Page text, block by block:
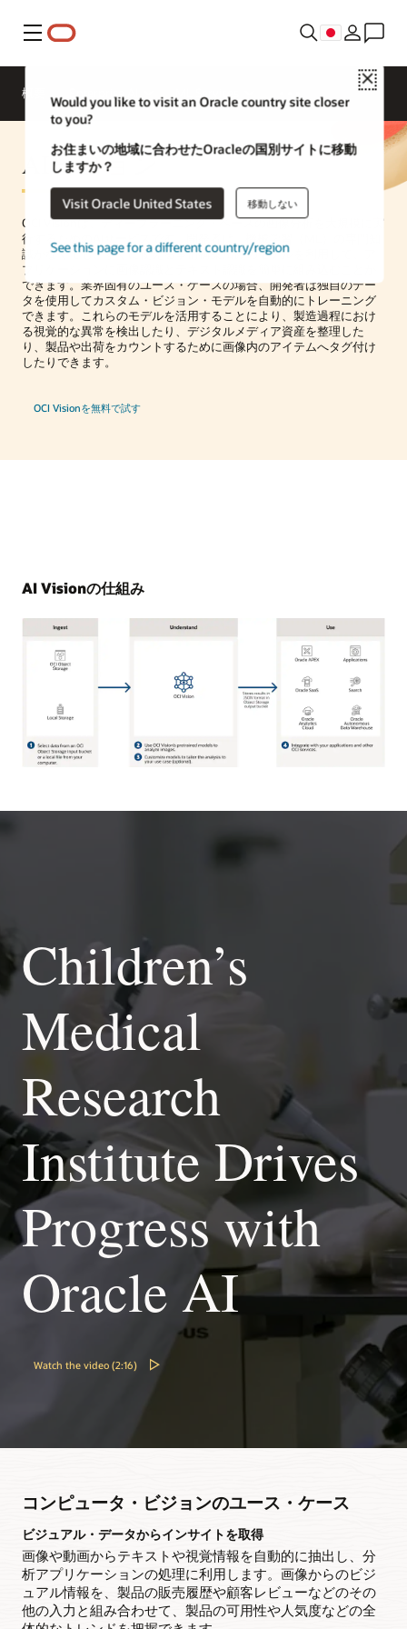
メニュー
Close
Would you like to visit an Oracle country site closer
to you?
お住まいの地域に合わせたOracleの国別サイトに移動
しますか？
Visit Oracle United States 移動しない
See this page for a different country/region
概要
AIビジョン
OCI Visionは、ディープラーニング・ベースの画像分析を大規模に実
行するためのAIサービスです。開発者は、機械学習（ML）の専門知
識がなくても、すぐに使える事前構築済みのモデルを利用して、ア
プリケーションに画像認識とテキスト認識を簡単に組み込むことが
できます。業界固有のユース・ケースの場合、開発者は独自のデー
タを使用してカスタム・ビジョン・モデルを自動的にトレーニング
できます。これらのモデルを活用することにより、製造過程におけ
る視覚的な異常を検出したり、デジタルメディア資産を整理した
り、製品や出荷をカウントするために画像内のアイテムへタグ付け
したりできます。
OCI Visionを無料で試す
AI Visionの仕組み
Storage
ま
た
コ
ン
ピ
ー
タ
の
ロ
カ
フ
ァ
イ
か
ら
タ
ま
Vision
事
前
ト
レ
ー
Children’s
Medical
Research
Institute Drives
Progress with
Oracle AI
Watch the video (2:16)
コンピュータ・ビジョンのユース・ケース
ビジュアル・データからインサイトを取得
画像や動画からテキストや視覚情報を自動的に抽出し、分
析アプリケーションの処理に利用します。画像からのビジ
ュアル情報を、製品の販売履歴や顧客レビューなどのその
他の入力と組み合わせて、製品の可用性や人気度などの全